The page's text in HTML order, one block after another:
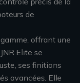
de
offrant une
Elite se
ses finitions
avancées. Elle